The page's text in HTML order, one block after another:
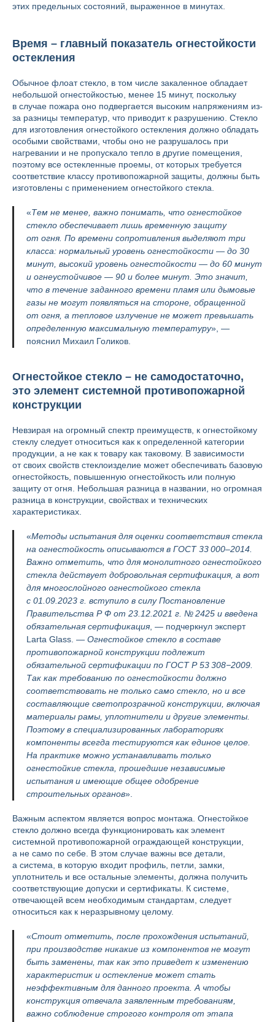
этих предельных состояний, выраженное в минутах.
Время – главный показатель огнестойкости
остекления
Обычное флоат стекло, в том числе закаленное обладает
небольшой огнестойкостью, менее 15 минут, поскольку
в случае пожара оно подвергается высоким напряжениям из-
за разницы температур, что приводит к разрушению. Стекло
для изготовления огнестойкого остекления должно обладать
особыми свойствами, чтобы оно не разрушалось при
нагревании и не пропускало тепло в другие помещения,
поэтому все остекленные проемы, от которых требуется
соответствие классу противопожарной защиты, должны быть
изготовлены с применением огнестойкого стекла.
«Тем не менее, важно понимать, что огнестойкое
стекло обеспечивает лишь временную защиту
от огня. По времени сопротивления выделяют три
класса: нормальный уровень огнестойкости — до 30
минут, высокий уровень огнестойкости — до 60 минут
и огнеустойчивое — 90 и более минут. Это значит,
что в течение заданного времени пламя или дымовые
газы не могут появляться на стороне, обращенной
от огня, а тепловое излучение не может превышать
определенную максимальную температуру», —
пояснил Михаил Голиков.
Огнестойкое стекло – не самодостаточно,
это элемент системной противопожарной
конструкции
Невзирая на огромный спектр преимуществ, к огнестойкому
стеклу следует относиться как к определенной категории
продукции, а не как к товару как таковому. В зависимости
от своих свойств стеклоизделие может обеспечивать базовую
огнестойкость, повышенную огнестойкость или полную
защиту от огня. Небольшая разница в названии, но огромная
разница в конструкции, свойствах и технических
характеристиках.
«Методы испытания для оценки соответствия стекла
на огнестойкость описываются в ГОСТ 33 000–2014.
Важно отметить, что для монолитного огнестойкого
стекла действует добровольная сертификация, а вот
для многослойного огнестойкого стекла
с 01.09.2023 г. вступило в силу Постановление
Правительства Р Ф от 23.12.2021 г. № 2425 и введена
обязательная сертификация , — подчеркнул эксперт
Larta Glass. — Огнестойкое стекло в составе
противопожарной конструкции подлежит
обязательной сертификации по ГОСТ Р 53 308−2009.
Так как требованию по огнестойкости должно
соответствовать не только само стекло, но и все
составляющие светопрозрачной конструкции, включая
материалы рамы, уплотнители и другие элементы.
Поэтому в специализированных лабораториях
компоненты всегда тестируются как единое целое.
На практике можно устанавливать только
огнестойкие стекла, прошедшие независимые
испытания и имеющие общее одобрение
строительных органов».
Важным аспектом является вопрос монтажа. Огнестойкое
стекло должно всегда функционировать как элемент
системной противопожарной ограждающей конструкции,
а не само по себе. В этом случае важны все детали,
а система, в которую входит профиль, петли, замки,
уплотнитель и все остальные элементы, должна получить
соответствующие допуски и сертификаты. К системе,
отвечающей всем необходимым стандартам, следует
относиться как к неразрывному целому.
«Стоит отметить, после прохождения испытаний,
при производстве никакие из компонентов не могут
быть заменены, так как это приведет к изменению
характеристик и остекление может стать
неэффективным для данного проекта. А чтобы
конструкция отвечала заявленным требованиям,
важно соблюдение строгого контроля от этапа